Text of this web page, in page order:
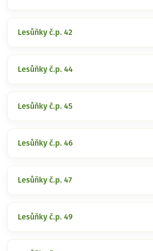
Lesůňky č.p. 42
Lesůňky č.p. 44
Lesůňky č.p. 45
Lesůňky č.p. 46
Lesůňky č.p. 47
Lesůňky č.p. 49